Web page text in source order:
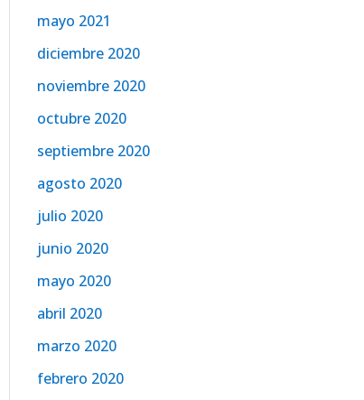
mayo 2021
diciembre 2020
noviembre 2020
octubre 2020
septiembre 2020
agosto 2020
julio 2020
junio 2020
mayo 2020
abril 2020
marzo 2020
febrero 2020